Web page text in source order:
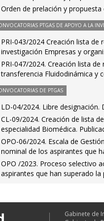
Orden de prelación y
PTGAS DE APOYO A LA
PRI-043/2024 Creación lista
investigación Empresas y
PRI-047/2024. Creación lista
transferencia Fluidodinámica y
DE PTGAS
LD-04/2024. Libre
CL-09/2024. Creación de lista
especialidad Biomédica.
OPO-06/2024. Escala de
nominal de los aspirantes que
OPO /2023. Proceso selectivo
aspirantes que han superado
Gabinete de